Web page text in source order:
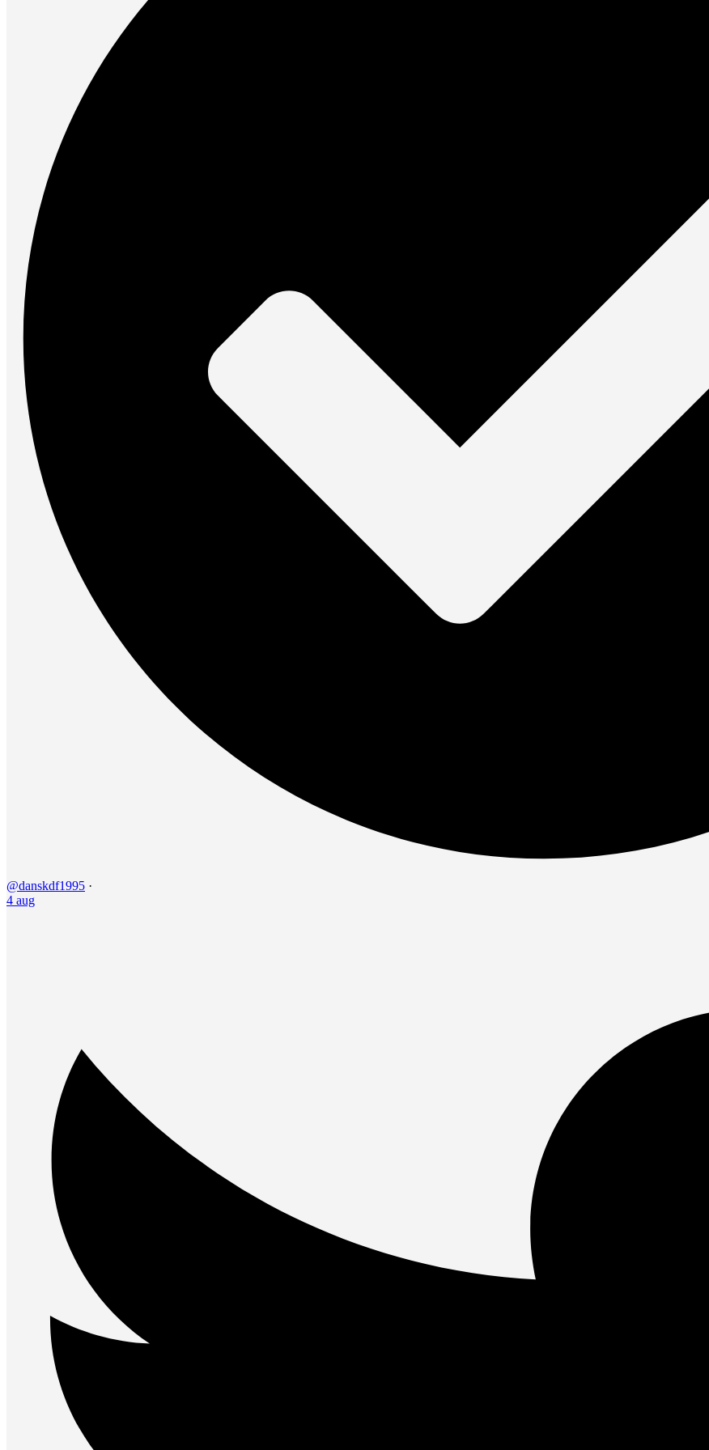
@danskdf1995 ·
4 aug